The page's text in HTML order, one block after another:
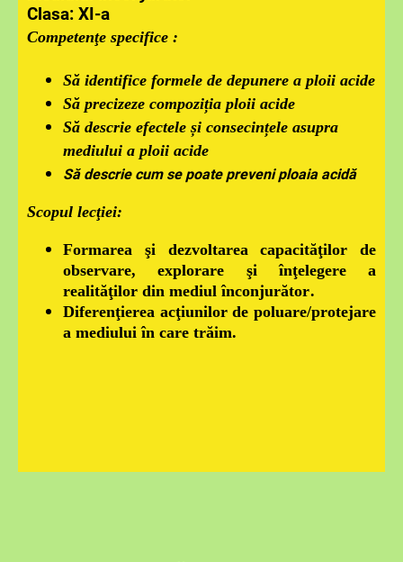
Clasa: XI-a
Competenţe specifice :
Să identifice formele de depunere a ploii acide
Să precizeze compoziția ploii acide
Să descrie efectele și consecințele asupra
mediului a ploii acide
Să descrie cum se poate preveni ploaia acidă
Scopul lecţiei:
Formarea şi dezvoltarea capacităţilor de
observare, explorare şi înţelegere a
realităţilor din mediul înconjurător.
Diferenţierea acţiunilor de poluare/protejare
a mediului în care trăim.